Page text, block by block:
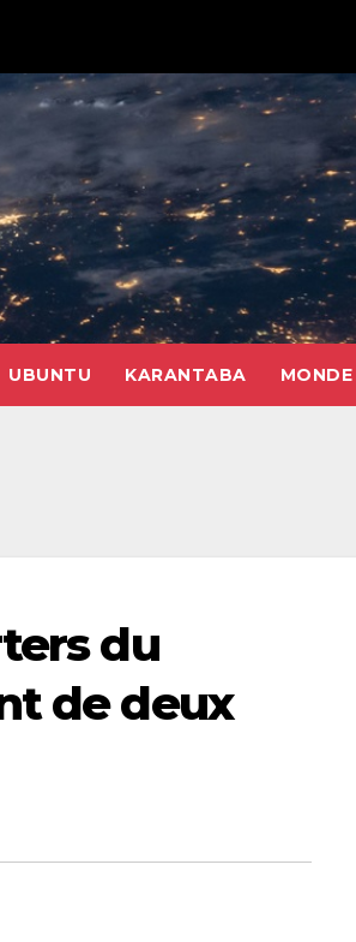
UBUNTU KARANTABA MONDE
du
de deux